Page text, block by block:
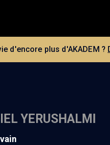
d'encore plus d'AKADEM ?
YERUSHALMI